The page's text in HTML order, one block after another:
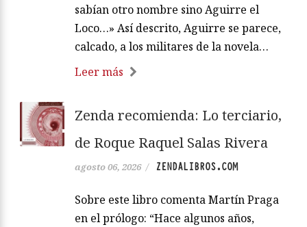
sabían otro nombre sino Aguirre el
Loco…» Así descrito, Aguirre se parece,
calcado, a los militares de la novela…
Leer más
Zenda recomienda: Lo terciario,
de Roque Raquel Salas Rivera
agosto 06, 2026 / ZENDALIBROS.COM
Sobre este libro comenta Martín Praga
en el prólogo: “Hace algunos años,